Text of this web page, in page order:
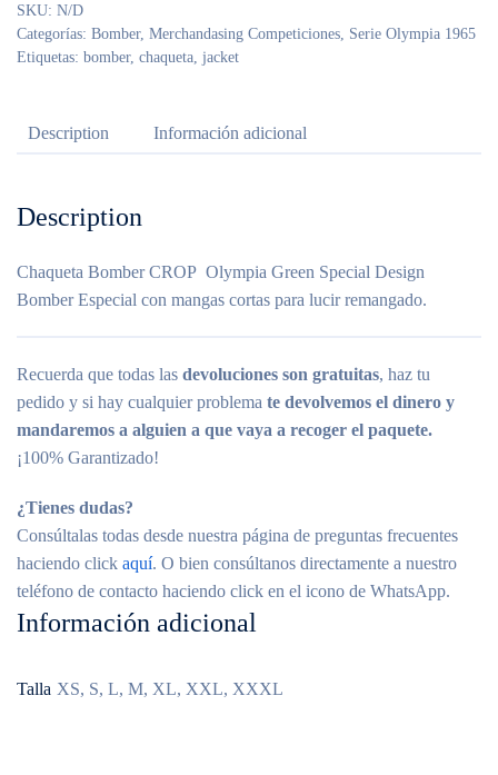
cantidad
SKU: N/D
Categorías: Bomber, Merchandasing Competiciones, Serie Olympia 1965
Etiquetas: bomber, chaqueta, jacket
Description Información adicional
Description
Chaqueta Bomber CROP Olympia Green Special Design
Bomber Especial con mangas cortas para lucir remangado.
Recuerda que todas las devoluciones son gratuitas, haz tu
pedido y si hay cualquier problema te devolvemos el dinero y
mandaremos a alguien a que vaya a recoger el paquete.
¡100% Garantizado!
¿Tienes dudas?
Consúltalas todas desde nuestra página de preguntas frecuentes
haciendo click aquí. O bien consúltanos directamente a nuestro
teléfono de contacto haciendo click en el icono de WhatsApp.
Información adicional
Talla XS, S, L, M, XL, XXL, XXXL